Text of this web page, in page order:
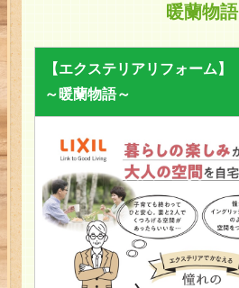
リフォーム施工事例
駿府元気隊
会社概要
お客様の声
暖蘭物語
【エクステリアリフォーム】
～暖蘭物語～